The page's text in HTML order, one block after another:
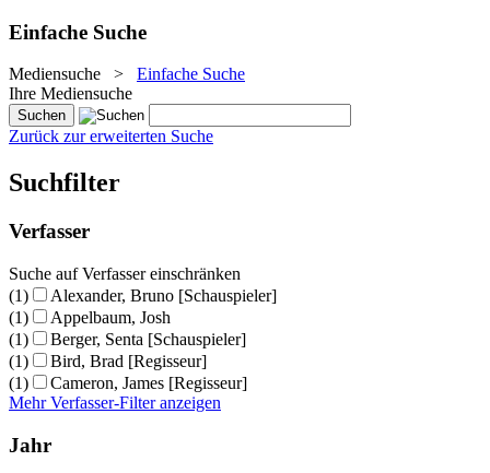
Einfache Suche
Mediensuche > Einfache Suche
Ihre Mediensuche
Zurück zur erweiterten Suche
Suchfilter
Verfasser
Suche auf Verfasser einschränken
(1)
Alexander, Bruno [Schauspieler]
(1)
Appelbaum, Josh
(1)
Berger, Senta [Schauspieler]
(1)
Bird, Brad [Regisseur]
(1)
Cameron, James [Regisseur]
Mehr Verfasser-Filter anzeigen
Jahr